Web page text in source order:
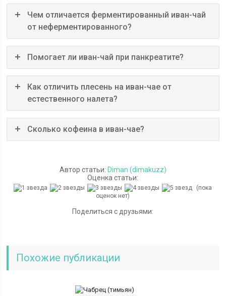
Чем отличается ферментированный иван-чай
от неферментированного?
Помогает ли иван-чай при панкреатите?
Как отличить плесень на иван-чае от
естественного налета?
Сколько кофеина в иван-чае?
Автор статьи: Diman (dimakuzz)
Оценка статьи:
(пока
оценок нет)
Поделиться с друзьями:
Похожие публикации